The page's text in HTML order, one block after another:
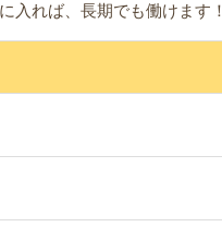
れば、長期でも働けます！